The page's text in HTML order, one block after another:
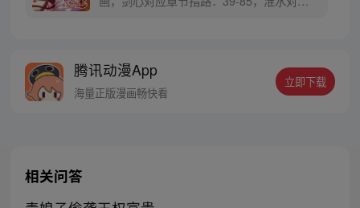
腾讯动漫App
海量正版漫画畅快看
立即下载
相关问答